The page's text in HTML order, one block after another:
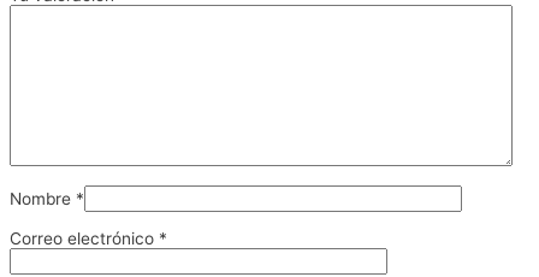
Nombre *
Correo electrónico *